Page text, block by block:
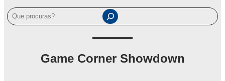
P
e
Game Corner Showdown